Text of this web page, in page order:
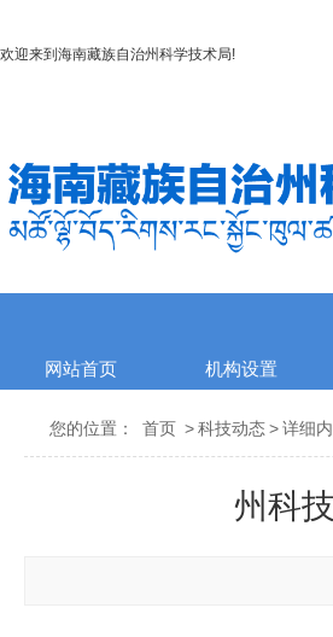
欢迎来到 海南藏族自治州科学技术局!
网站首页 机构设置
您的位置： 首页 >科技动态>详细
州科